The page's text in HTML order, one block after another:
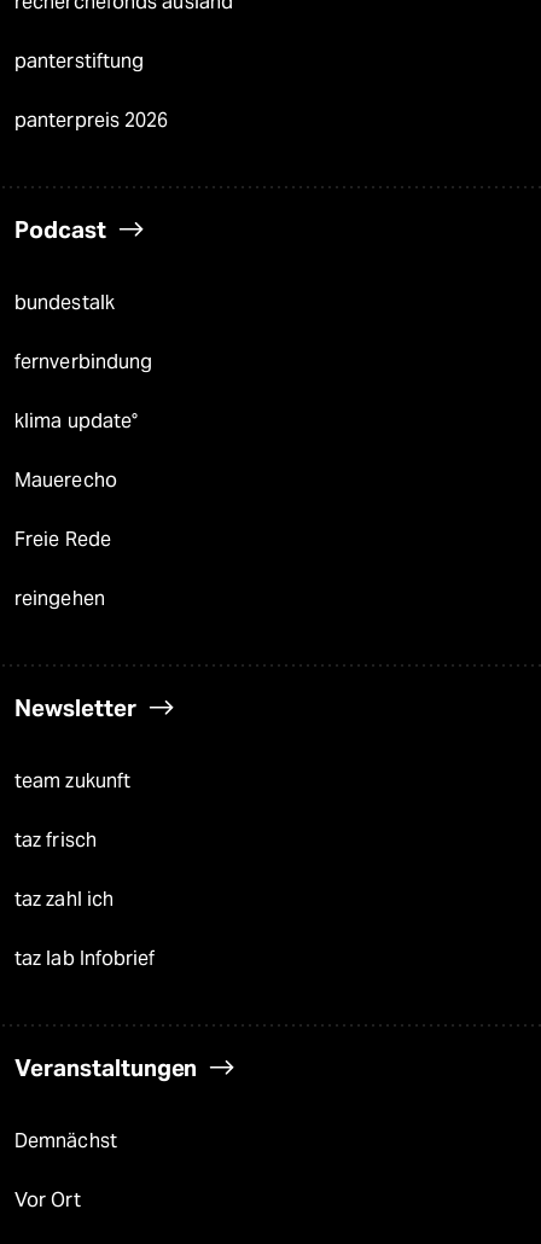
panterstiftung
panterpreis 2026
Podcast
bundestalk
fernverbindung
klima update°
Mauerecho
Freie Rede
reingehen
Newsletter
team zukunft
taz frisch
taz zahl ich
taz lab Infobrief
Veranstaltungen
Demnächst
Vor Ort